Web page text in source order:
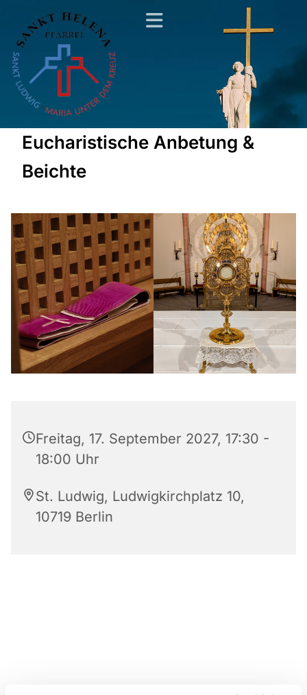
Eucharistische Anbetung &
Beichte
Freitag, 17. September 2027, 17:30 -
18:00 Uhr
St. Ludwig, Ludwigkirchplatz 10,
10719 Berlin